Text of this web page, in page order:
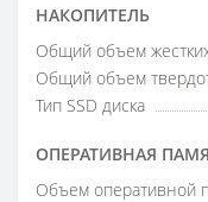
НАКОПИТЕЛЬ
Общий объем
Общий объем
Тип SSD диска
ОПЕРАТИВНАЯ
Объем оперативной